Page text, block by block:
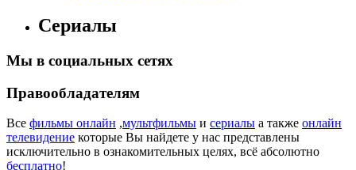
Сериалы
Мы в социальных сетях
Правообладателям
Все фильмы онлайн ,мультфильмы и сериалы а также онлайн
телевидение которые Вы найдете у нас представлены
исключительно в ознакомительных целях, всё абсолютно
бесплатно!